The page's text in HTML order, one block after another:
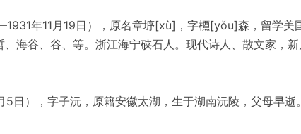
年11月19日），原名章垿[xù]，字槱[yǒu]森，留学美
海谷、谷、等。浙江海宁硖石人。现代诗人、散文家，新
日），字子沅，原籍安徽太湖，生于湖南沅陵，父母早逝。